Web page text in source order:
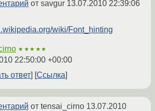
от savgur 13.07.2010 22:39:06
wiki/Font_hinting
★★★★★
22:50:00 +00:00
ответ
Ссылка
от tensai_cirno 13.07.2010